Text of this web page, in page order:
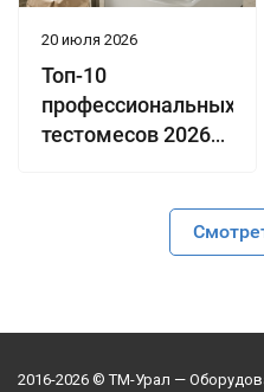
20 июля 2026
Топ-10
профессиональных
тестомесов 2026
2016-2026 © ТМ-Урал —